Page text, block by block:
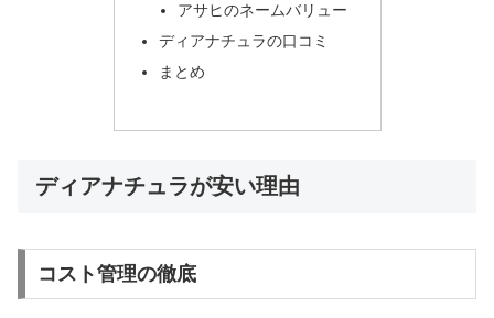
アサヒのネームバリュー
ディアナチュラの口コミ
まとめ
ディアナチュラが安い理由
コスト管理の徹底